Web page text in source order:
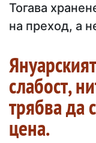
Тогава
на преход, а
слабост,
трябва да
цена.